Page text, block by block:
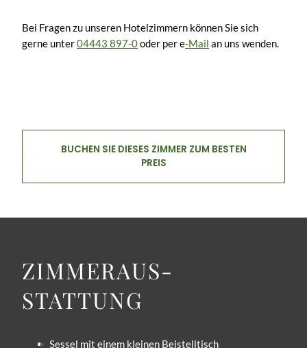
Bei Fragen zu unseren Hotelzimmern können Sie sich
gerne unter04443 897-0oder per e-Mail an uns wenden.
BUCHEN SIE DIESES ZIMMER ZUM BESTEN
PREIS
ZIMMER­AUS­
STATTUNG
Sessel mit einem kleinen Beistelltisch